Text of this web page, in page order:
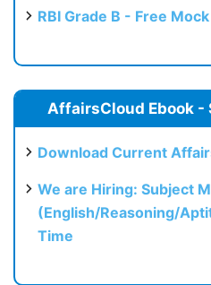
RBI Grade B - Free
AffairsCloud Ebook -
Download Current
We are Hiring: Subject
(English/Reasoning/
Time